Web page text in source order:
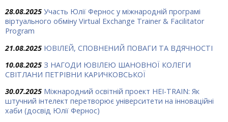
28.08.2025 Участь Юлії Фернос у міжнародній програмі
віртуального обміну Virtual Exchange Trainer & Facilitator
Program
21.08.2025 ЮВІЛЕЙ, СПОВНЕНИЙ ПОВАГИ ТА ВДЯЧНОСТІ
10.08.2025 З НАГОДИ ЮВІЛЕЮ ШАНОВНОЇ КОЛЕГИ
СВІТЛАНИ ПЕТРІВНИ КАРИЧКОВСЬКОЇ
30.07.2025 Міжнародний освітній проект HEI-TRAIN: Як
штучний інтелект перетворює університети на інноваційні
хаби (досвід Юлії Фернос)